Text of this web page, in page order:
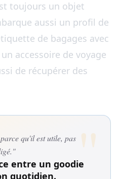
toujours un objet
aussi un profil de
de bagages avec
accessoire de voyage
de récupérer des
"
qu'il est utile, pas
entre un goodie
quotidien.